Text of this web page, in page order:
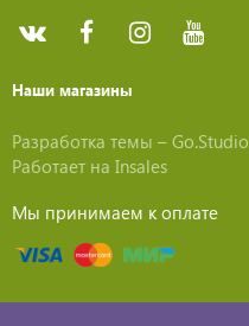
Наши магазины
Разработка темы – Go.Studio
Работает на Insales
Мы принимаем к оплате